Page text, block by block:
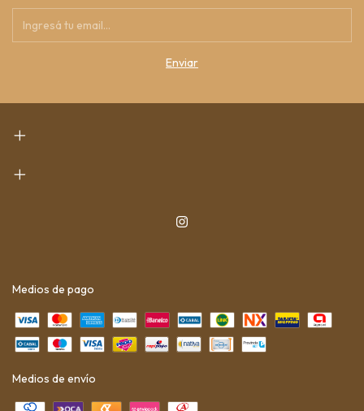
Medios de pago
Medios de envío